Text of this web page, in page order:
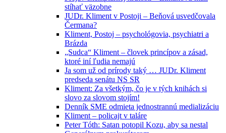
stíhať väzobne
JUDr. Kliment v Postoji – Beňová usvedčovala
Čermana?
Kliment, Postoj – psychológovia, psychiatri a
Brázda
„Sudca“ Kliment – človek princípov a zásad,
ktoré iní ľudia nemajú
Ja som už od prírody taký … JUDr. Kliment
predseda senátu NS SR
Kliment: Za všetkým, čo je v tých knihách si
slovo za slovom stojím!
Denník SME odmieta jednostrannú medializáciu
Kliment – policajt v taláre
Peter Tóth: Satan potopil Kozu, aby sa nestal